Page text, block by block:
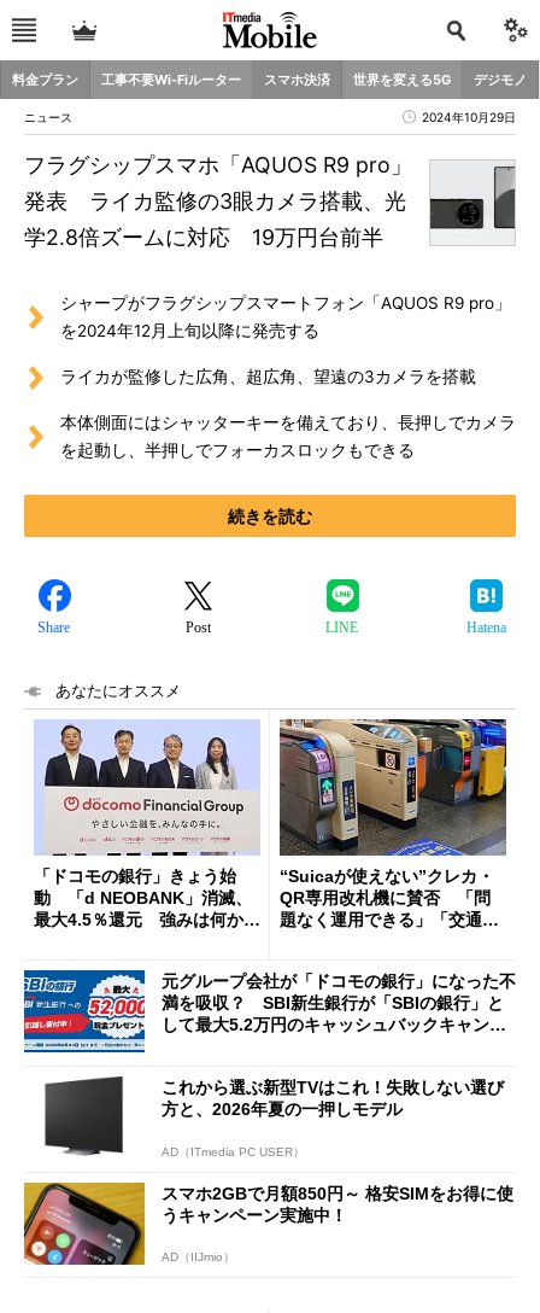
料金プラン 工事不要Wi-Fiルーター スマホ決済 世界を変える5G デジモノ
ニュース 2024年10月29日
フラグシップスマホ「AQUOS R9 pro」
発表 ライカ監修の3眼カメラ搭載、光
学2.8倍ズームに対応 19万円台前半
シャープがフラグシップスマートフォン「AQUOS R9 pro」
を2024年12月上旬以降に発売する
ライカが監修した広角、超広角、望遠の3カメラを搭載
本体側面にはシャッターキーを備えており、長押しでカメラ
を起動し、半押しでフォーカスロックもできる
続きを読む
Share Post LINE Hatena
あなたにオススメ
「ドコモの銀行」きょう始
動 「d NEOBANK」消滅、
最大4.5％還元 強みは何か解
“Suicaが使えない”クレカ・
QR専用改札機に賛否 「問
題なく運用できる」「交通系I
元グループ会社が「ドコモの銀行」になった不
満を吸収？ SBI新生銀行が「SBIの銀行」と
して最大5.2万円のキャッシュバックキャンペ
これから選ぶ新型TVはこれ！失敗しない選び
方と、2026年夏の一押しモデル
AD（ITmedia PC USER）
スマホ2GBで月額850円～ 格安SIMをお得に使
うキャンペーン実施中！
AD（IIJmio）